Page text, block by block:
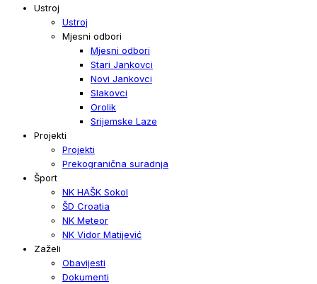
Ustroj
Ustroj
Mjesni odbori
Mjesni odbori
Stari Jankovci
Novi Jankovci
Slakovci
Orolik
Srijemske Laze
Projekti
Projekti
Prekogranična suradnja
Šport
NK HAŠK Sokol
ŠD Croatia
NK Meteor
NK Vidor Matijević
Zaželi
Obavijesti
Dokumenti